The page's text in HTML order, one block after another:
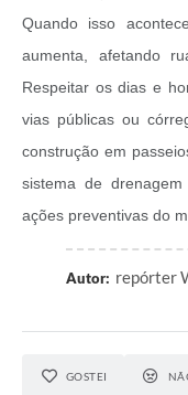
Quando isso
aumenta, afetando
Respeitar os dias e
vias públicas ou
construção em
sistema de
ações preventivas do
Autor: repórter
GOSTEI